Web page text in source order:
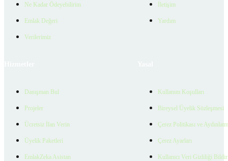
Ne Kadar Ödeyebilirim
Emlak Değeri
Verilerimiz
İletişim
Yardım
Danışman Bul
Projeler
Ücretsiz İlan Verin
Üyelik Paketleri
EmlakZeka Asistan
Kullanım Koşulları
Bireysel Üyelik Sözleşmesi
Çerez Politikası ve
Çerez Ayarları
Kullanıcı Veri Gizliliği